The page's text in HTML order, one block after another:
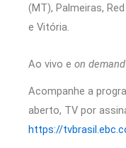
(MT), Palmeiras,
e Vitória.
Ao vivo e on demand
Acompanhe a
aberto, TV por
https://